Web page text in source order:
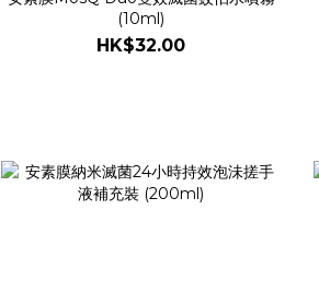
(10ml)
HK$32.00